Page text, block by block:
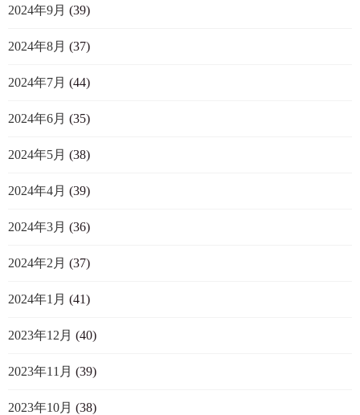
2024年9月 (39)
2024年8月 (37)
2024年7月 (44)
2024年6月 (35)
2024年5月 (38)
2024年4月 (39)
2024年3月 (36)
2024年2月 (37)
2024年1月 (41)
2023年12月 (40)
2023年11月 (39)
2023年10月 (38)